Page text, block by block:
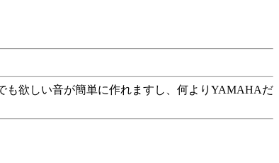
も欲しい音が簡単に作れますし、何よりYAMAHAだ